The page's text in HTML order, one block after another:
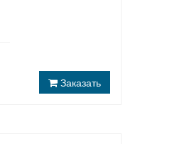
Заказать